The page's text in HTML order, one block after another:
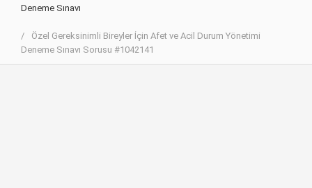
Deneme Sınavı
Özel Gereksinimli Bireyler İçin Afet ve Acil Durum Yönetimi
Deneme Sınavı Sorusu #1042141